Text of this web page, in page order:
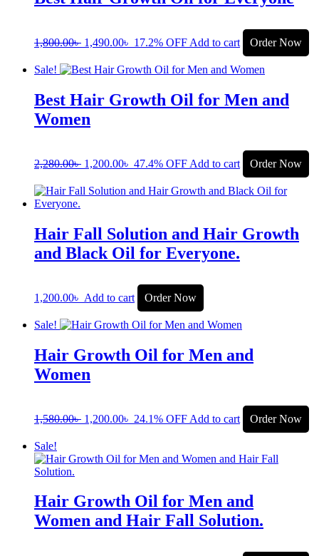
1,800.00৳ 1,490.00৳ 17.2% OFF Add to cart Order Now
Sale!
Best Hair Growth Oil for Men and
Women
2,280.00৳ 1,200.00৳ 47.4% OFF Add to cart Order Now
Hair Fall Solution and Hair Growth
and Black Oil for Everyone.
1,200.00৳ Add to cart Order Now
Sale!
Hair Growth Oil for Men and
Women
1,580.00৳ 1,200.00৳ 24.1% OFF Add to cart Order Now
Sale!
Hair Growth Oil for Men and
Women and Hair Fall Solution.